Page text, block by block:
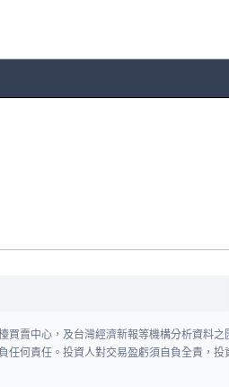
賣中心，及台灣經濟新報等機構分析資料
何責任。投資人對交易盈虧須自負全責，投